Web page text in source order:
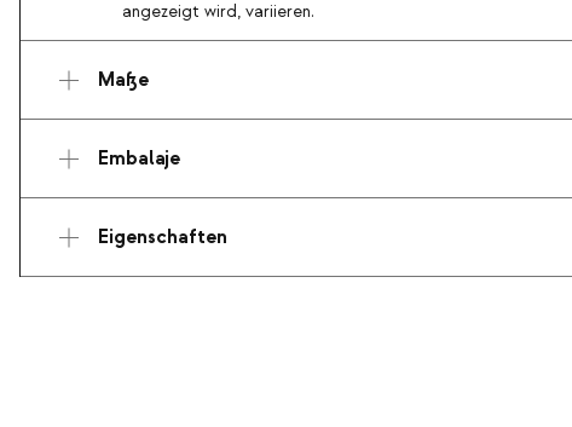
angezeigt wird, variieren.
Maße
Embalaje
Eigenschaften